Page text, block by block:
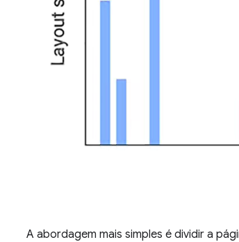
A abordagem mais simples é dividir a